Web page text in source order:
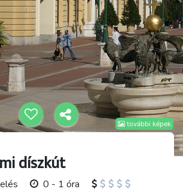
további képek
díszkút
0 - 1 óra